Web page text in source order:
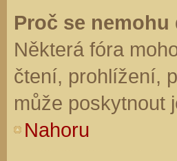
Proč se
Některá fóra
čtení, prohlížení,
může poskytnout
Nahoru